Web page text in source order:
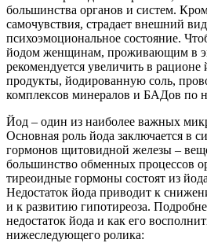
большинства органов и систем.
самочувствия, страдает внешний
психоэмоциональное состояние.
йодом женщинам, проживающим в
рекомендуется увеличить в
продукты, йодированную соль,
комплексов минералов и БАДов по
Йод – один из наиболее важных
Основная роль йода заключается в
гормонов щитовидной железы –
большинство обменных процессов
тиреоидные гормоны состоят из
Недостаток йода приводит к
и к развитию гипотиреоза.
недостаток йода и как его
нижеследующего ролика: